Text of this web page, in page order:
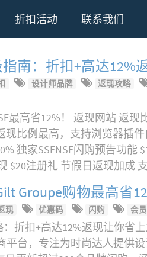
折扣活动 联系我们
指南：折扣+高达12%
设计师品牌 返现攻略
最高省12%！ 返现网站 返
现比例最高，支持浏览器插
独家SSENSE闪购预告功
$20注册礼 节假日返现加成
Groupe购物最高省
现 优惠码 闪购 会
折扣+高达12%返现让你省
平台，专注为时尚达人提供